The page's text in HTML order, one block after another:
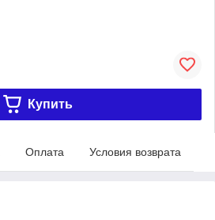
Купить
Оплата Условия возврата